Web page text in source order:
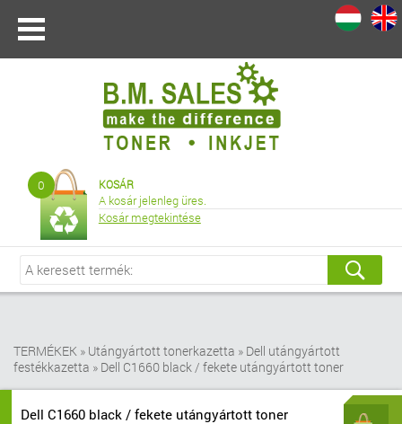
0 KOSÁR
A kosár jelenleg üres.
Kosár megtekintése
TERMÉKEK » Utángyártott tonerkazetta » Dell utángyártott
festékkazetta » Dell C1660 black / fekete utángyártott toner
Dell C1660 black / fekete utángyártott toner